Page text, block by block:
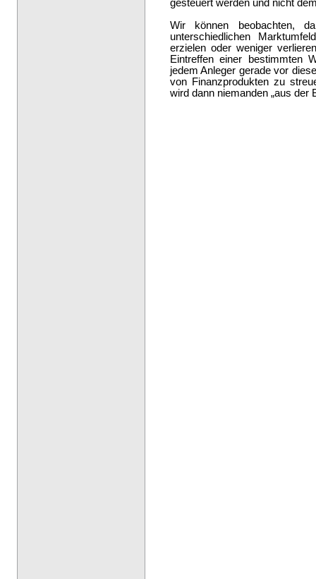
gesteuert werden und nicht
Wir können beobachten,
unterschiedlichen
erzielen oder weniger
Eintreffen einer bestimmten
jedem Anleger gerade vor
von Finanzprodukten zu
wird dann niemanden „aus der